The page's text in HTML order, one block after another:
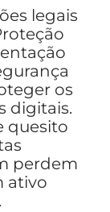
legais
os
digitais.
quesito
perdem
ativo